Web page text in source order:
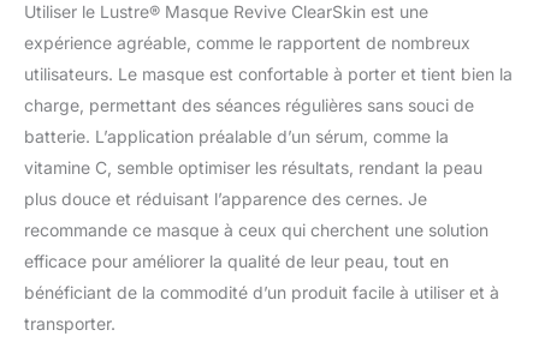
Utiliser le Lustre® Masque Revive ClearSkin est une
expérience agréable, comme le rapportent de nombreux
utilisateurs. Le masque est confortable à porter et tient bien la
charge, permettant des séances régulières sans souci de
batterie. L’application préalable d’un sérum, comme la
vitamine C, semble optimiser les résultats, rendant la peau
plus douce et réduisant l’apparence des cernes. Je
recommande ce masque à ceux qui cherchent une solution
efficace pour améliorer la qualité de leur peau, tout en
bénéficiant de la commodité d’un produit facile à utiliser et à
transporter.